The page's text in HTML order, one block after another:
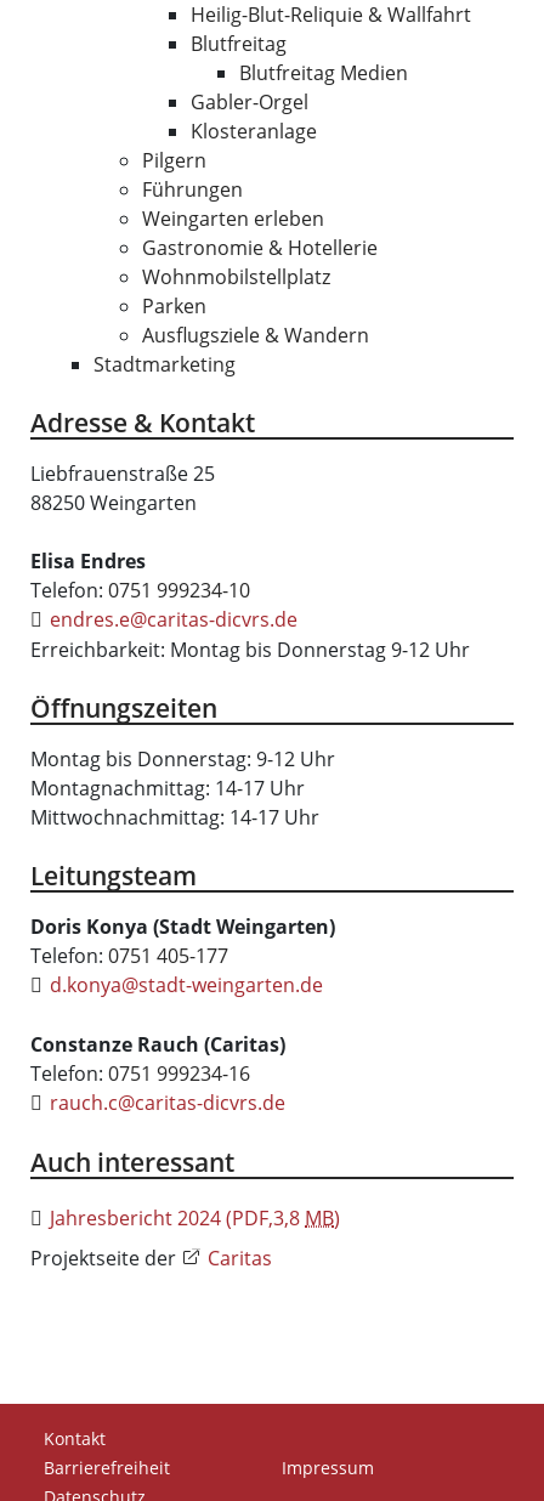
Heilig-Blut-Reliquie & Wallfahrt
Blutfreitag
Blutfreitag Medien
Gabler-Orgel
Klosteranlage
Pilgern
Führungen
Weingarten erleben
Gastronomie & Hotellerie
Wohnmobilstellplatz
Parken
Ausflugsziele & Wandern
Stadtmarketing
Adresse & Kontakt
Liebfrauenstraße 25
88250 Weingarten
Elisa Endres
Telefon: 0751 999234-10
endres.e@caritas-dicvrs.de
Erreichbarkeit: Montag bis Donnerstag 9-12 Uhr
Öffnungszeiten
Montag bis Donnerstag: 9-12 Uhr
Montagnachmittag: 14-17 Uhr
Mittwochnachmittag: 14-17 Uhr
Leitungsteam
Doris Konya (Stadt Weingarten)
Telefon: 0751 405-177
d.konya@stadt-weingarten.de
Constanze Rauch (Caritas)
Telefon: 0751 999234-16
rauch.c@caritas-dicvrs.de
Auch interessant
Jahresbericht 2024(PDF,3,8 MB)
Projektseite der
Caritas
Kontakt
Barrierefreiheit
Impressum